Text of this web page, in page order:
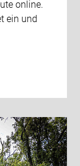
online.
ein und